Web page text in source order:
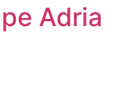
Adria